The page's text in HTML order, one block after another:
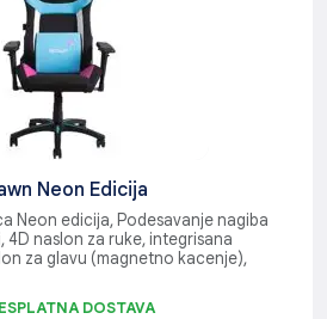
Neon Edicija
Neon edicija, Podesavanje nagiba
4D naslon za ruke, integrisana
za glavu (magnetno kacenje),
DOSTAVA